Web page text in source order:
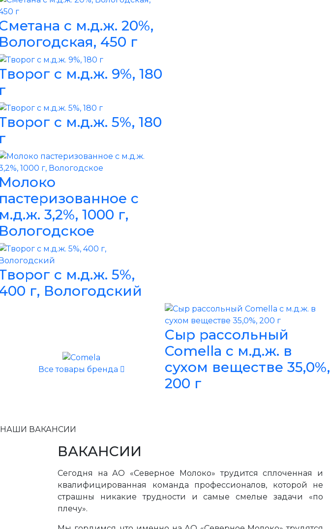
с м.д.ж. 20%,
450 г
с м.д.ж. 9%, 180
с м.д.ж. 5%, 180
с
3,2%, 1000 г,
с м.д.ж. 5%,
г, Вологодский
Все товары бренда
Сыр рассольный
Comella с м.д.ж. в
сухом веществе 35,0%,
200 г
НАШИ ВАКАНСИИ
ВАКАНСИИ
Сегодня на АО «Северное Молоко» трудится сплоченная и
квалифицированная команда профессионалов, которой не
страшны никакие трудности и самые смелые задачи «по
плечу».